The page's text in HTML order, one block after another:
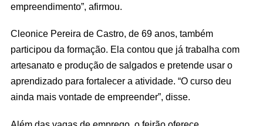
empreendimento”, afirmou.
Cleonice Pereira de Castro, de 69 anos, também
participou da formação. Ela contou que já trabalha com
artesanato e produção de salgados e pretende usar o
aprendizado para fortalecer a atividade. “O curso deu
ainda mais vontade de empreender”, disse.